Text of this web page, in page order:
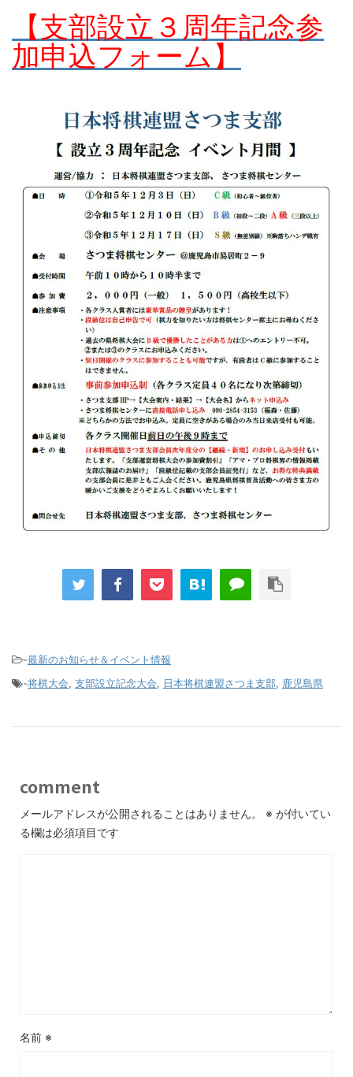
【支部設立３周年記念参
加申込フォーム】
-最新のお知らせ＆イベント情報
-将棋大会, 支部設立記念大会, 日本将棋連盟さつま支部, 鹿児島県
comment
メールアドレスが公開されることはありません。 ※ が付いてい
る欄は必須項目です
名前 ※